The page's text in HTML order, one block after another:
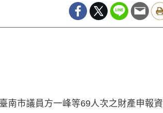
南市議員方一峰等69人次之財產申報資